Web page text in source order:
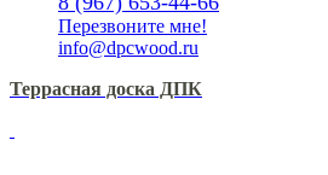
Перезвоните мне!
info@dpcwood.ru
Террасная доска ДПК